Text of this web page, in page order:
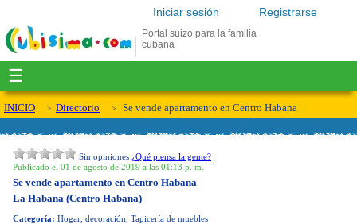
Registrarse
Iniciar sesión
Portal suizo para la familia
cubana
☰
INICIO Directorio Se vende apartamento en Centro Habana
Sin opiniones ¿Qué piensa la gente?
Publicado el 01 de agosto de 2019 a las 01:13 p. m.
Se vende apartamento en Centro Habana
La Habana (Centro Habana)
Categoría: Hogar, decoración, Tapicería de muebles